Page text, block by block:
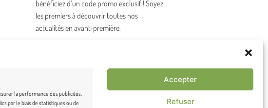
la performance des publicités,
par le biais de statistiques ou de
Accepter
Refuser
bénéficiez d’un code promo exclusif ! Soyez
les premiers à découvrir toutes nos
actualités en avant-première.
recevoir la newsletter du site de Truffe &